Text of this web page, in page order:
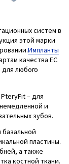
систем в
этой марки
Импланты
качества ЕС
любого
PteryFit – для
и
зубов.
пластины.
а также
костной ткани.